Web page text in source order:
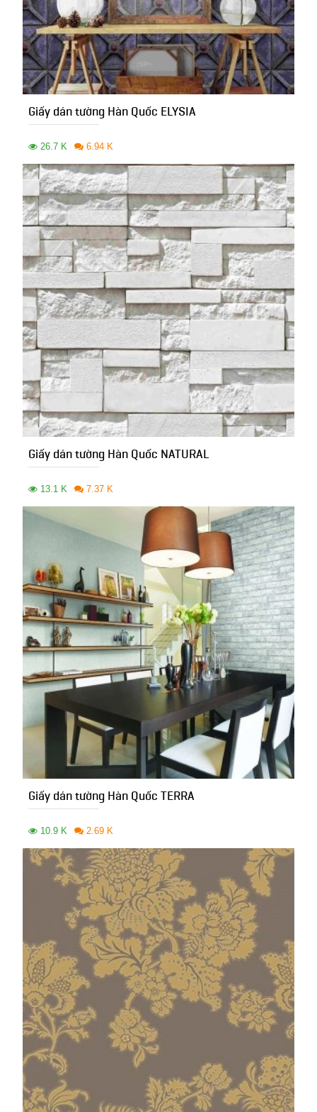
Giấy dán tường Hàn Quốc ELYSIA
26.7 K 6.94 K
Giấy dán tường Hàn Quốc NATURAL
13.1 K 7.37 K
Giấy dán tường Hàn Quốc TERRA
10.9 K 2.69 K